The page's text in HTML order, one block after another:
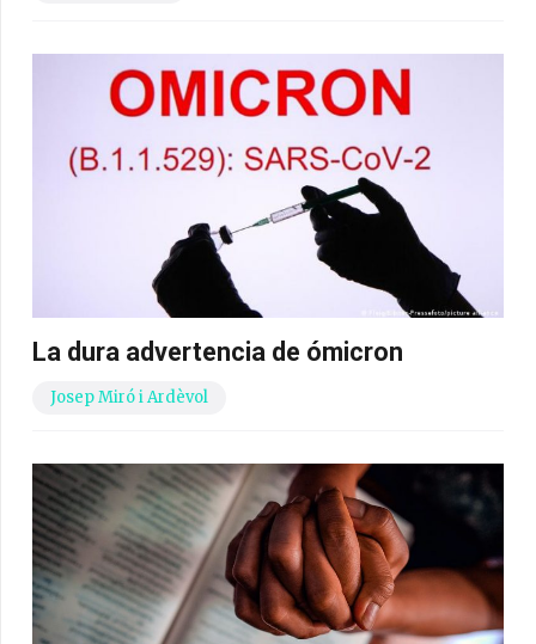
La dura advertencia de ómicron
Josep Miró i Ardèvol